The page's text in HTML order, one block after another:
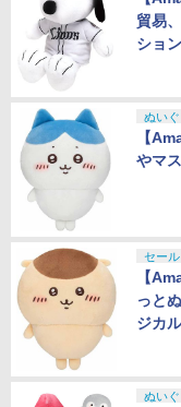
貿易
ショ
ぬい
【
やマ
セール
【
っと
ジカ
ぬい